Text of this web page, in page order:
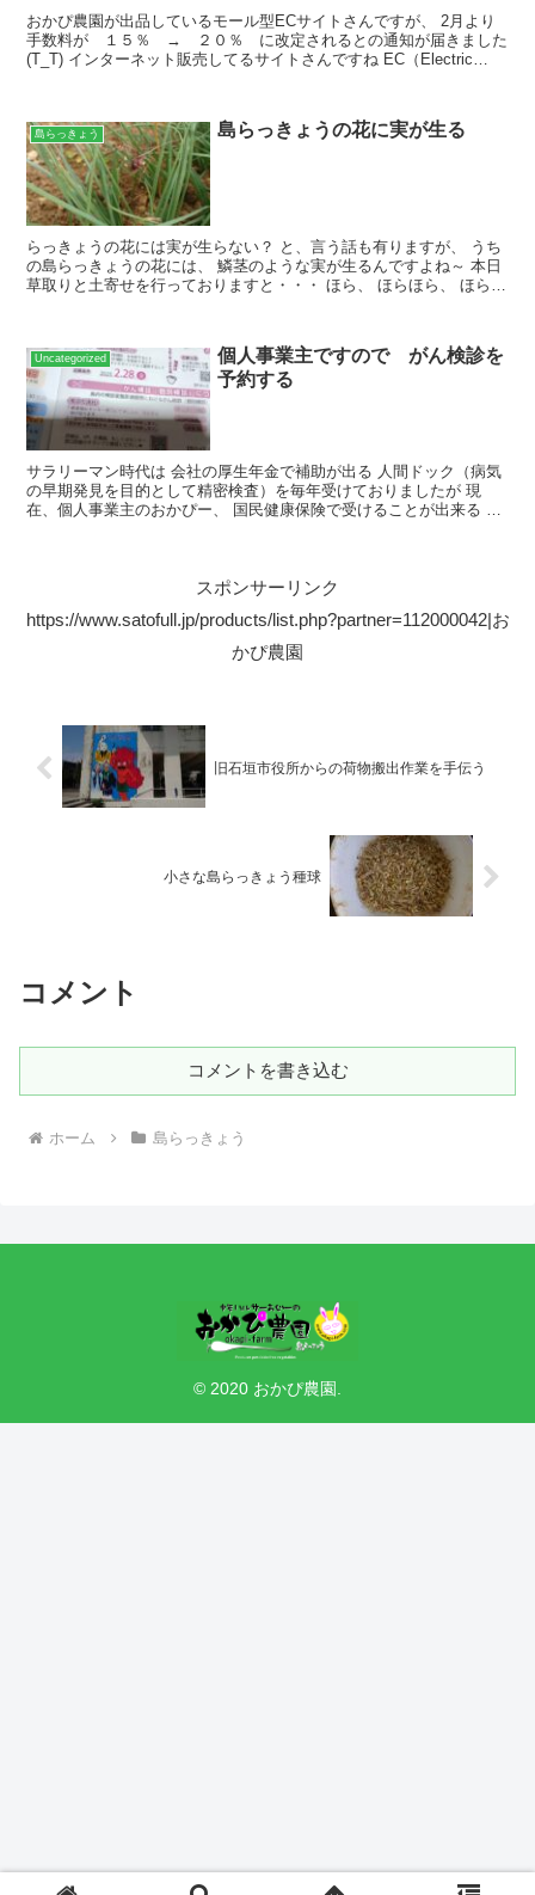
おかぴ農園が出品しているモール型ECサイトさんですが、 2月より
手数料が １５％ → ２０％ に改定されるとの通知が届きました
(T_T) インターネット販売してるサイトさんですね EC（Electric
島らっきょう 島らっきょうの花に実が生る
らっきょうの花には実が生らない？ と、言う話も有りますが、 うち
の島らっきょうの花には、 鱗茎のような実が生るんですよね～ 本日
草取りと土寄せを行っておりますと・・・ ほら、 ほらほら、 ほらほ
Uncategorized
個人事業主ですので がん検診を
予約する
サラリーマン時代は 会社の厚生年金で補助が出る 人間ドック（病気
の早期発見を目的として精密検査）を毎年受けておりましたが 現
在、個人事業主のおかぴー、 国民健康保険で受けることが出来る 最
スポンサーリンク
https://www.satofull.jp/products/list.php?partner=112000042|お
かぴ農園
旧石垣市役所からの荷物搬出作業を手伝う
小さな島らっきょう種球
コメント
コメントを書き込む
ホーム 島らっきょう
© 2020 おかぴ農園.